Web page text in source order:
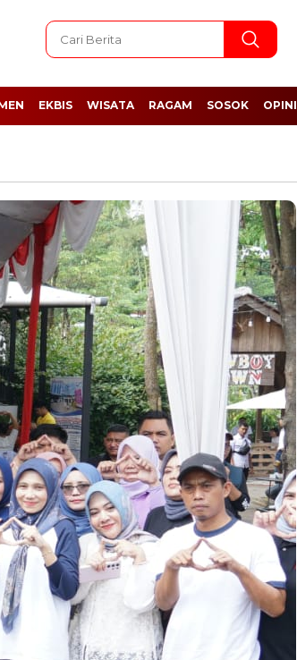
EKBIS WISATA RAGAM SOSOK OPINI